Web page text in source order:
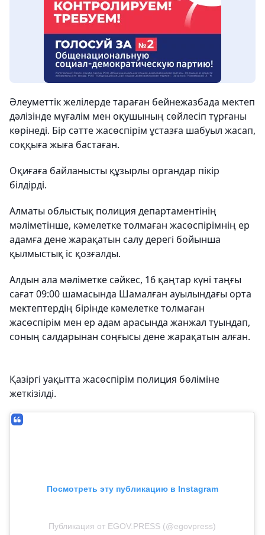
Әлеуметтік желілерде тараған бейнежазбада мектеп
дәлізінде мұғалім мен оқушының сөйлесіп тұрғаны
көрінеді. Бір сәтте жасөспірім ұстазға шабуыл жасап,
соққыға жыға бастаған.
Оқиғаға байланысты құзырлы органдар пікір
білдірді.
Алматы облыстық полиция департаментінің
мәліметінше, кәмелетке толмаған жасөспірімнің ер
адамға дене жарақатын салу дерегі бойынша
қылмыстық іс қозғалды.
Алдын ала мәліметке сәйкес, 16 қаңтар күні таңғы
сағат 09:00 шамасында Шамалған ауылындағы орта
мектептердің бірінде кәмелетке толмаған
жасөспірім мен ер адам арасында жанжал туындап,
соның салдарынан соңғысы дене жарақатын алған.
Қазіргі уақытта жасөспірім полиция бөліміне
жеткізілді.
Посмотреть эту публикацию в Instagram
Публикация от EGOV.PRESS (@egovpress)